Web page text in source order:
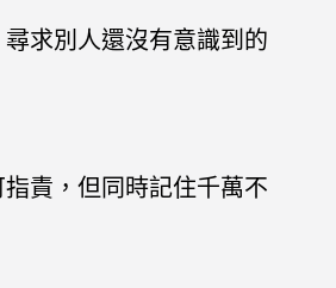
求別人還沒有意識到的
責，但同時記住千萬不